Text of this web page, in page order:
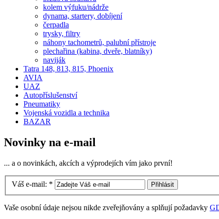
kolem výfuku/nádrže
dynama, startery, dobíjení
čerpadla
trysky, filtry
náhony tachometrů, palubní přístroje
plechařina (kabina, dveře, blatníky)
naviják
Tatra 148, 813, 815, Phoenix
AVIA
UAZ
Autopříslušenství
Pneumatiky
Vojenská vozidla a technika
BAZAR
Novinky na e-mail
... a o novinkách, akcích a výprodejích vím jako první!
Váš e-mail: *
Vaše osobní údaje nejsou nikde zveřejňovány a splňují požadavky